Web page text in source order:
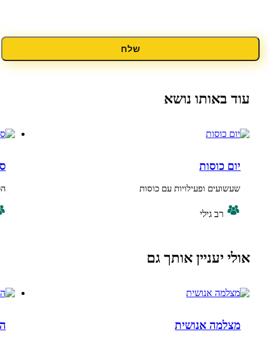
נושא
ופעילויות עם כוסות הכרות
אותך גם
אנושית